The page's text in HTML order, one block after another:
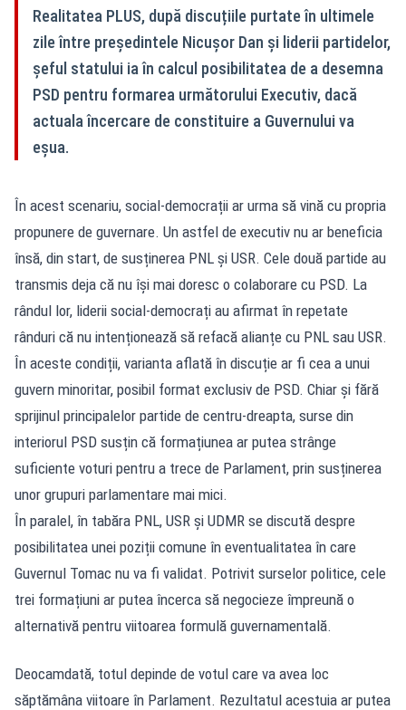
Realitatea PLUS, după discuțiile purtate în ultimele
zile între președintele Nicușor Dan și liderii partidelor,
șeful statului ia în calcul posibilitatea de a desemna
PSD pentru formarea următorului Executiv, dacă
actuala încercare de constituire a Guvernului va
eșua.
În acest scenariu, social-democrații ar urma să vină cu propria
propunere de guvernare. Un astfel de executiv nu ar beneficia
însă, din start, de susținerea PNL și USR. Cele două partide au
transmis deja că nu își mai doresc o colaborare cu PSD. La
rândul lor, liderii social-democrați au afirmat în repetate
rânduri că nu intenționează să refacă alianțe cu PNL sau USR.
În aceste condiții, varianta aflată în discuție ar fi cea a unui
guvern minoritar, posibil format exclusiv de PSD. Chiar și fără
sprijinul principalelor partide de centru-dreapta, surse din
interiorul PSD susțin că formațiunea ar putea strânge
suficiente voturi pentru a trece de Parlament, prin susținerea
unor grupuri parlamentare mai mici.
În paralel, în tabăra PNL, USR și UDMR se discută despre
posibilitatea unei poziții comune în eventualitatea în care
Guvernul Tomac nu va fi validat. Potrivit surselor politice, cele
trei formațiuni ar putea încerca să negocieze împreună o
alternativă pentru viitoarea formulă guvernamentală.
Deocamdată, totul depinde de votul care va avea loc
săptămâna viitoare în Parlament. Rezultatul acestuia ar putea